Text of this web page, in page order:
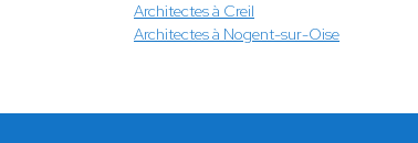
Architectes à Creil
Architectes à Nogent-sur-Oise